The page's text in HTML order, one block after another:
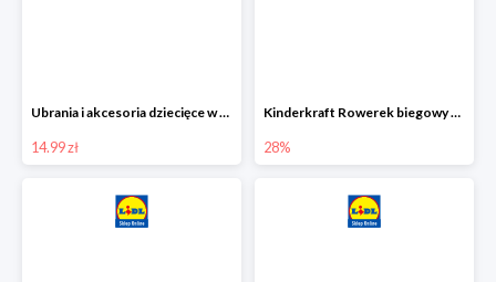
Ubrania i akcesoria dziecięce w Lidlu Online od 14,99 zł
14.99 zł
Kinderkraft Rowerek biegowy Fly
28%